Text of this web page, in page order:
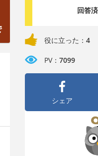
回答
役に立った： 4
PV： 7099
シェア